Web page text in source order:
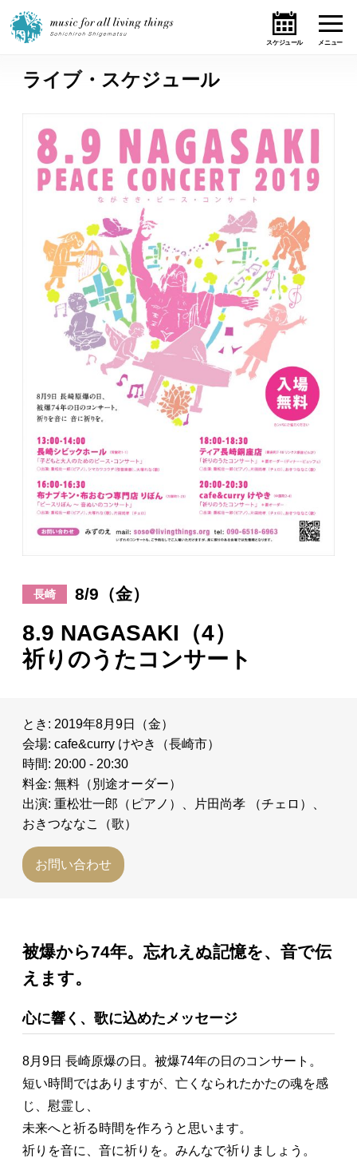
ホーム
ニュース
テーマ
ライブ・スケジュール
作品
オンライン・ショップ
ギャラリー
日々のレポート
プロフィール
ライブ・スケジュール
長崎 8/9（金）
8.9 NAGASAKI（4）
祈りのうたコンサート
とき: 2019年8月9日（金）
会場: cafe&curry けやき（長崎市）
時間: 20:00 - 20:30
料金: 無料（別途オーダー）
出演: 重松壮一郎（ピアノ）、片田尚孝 （チェロ）、
おきつななこ（歌）
お問い合わせ
被爆から74年。忘れえぬ記憶を、音で伝
えます。
心に響く、歌に込めたメッセージ
8月9日 長崎原爆の日。被爆74年の日のコンサート。
短い時間ではありますが、亡くなられたかたの魂を感
じ、慰霊し、
未来へと祈る時間を作ろうと思います。
祈りを音に、音に祈りを。みんなで祈りましょう。